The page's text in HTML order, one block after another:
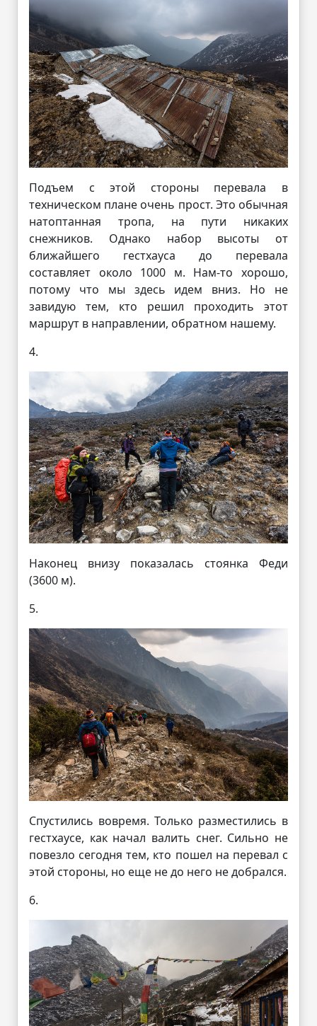
Подъем с этой стороны перевала в
техническом плане очень прост. Это обычная
натоптанная тропа, на пути никаких
снежников. Однако набор высоты от
ближайшего гестхауса до перевала
составляет около 1000 м. Нам-то хорошо,
потому что мы здесь идем вниз. Но не
завидую тем, кто решил проходить этот
маршрут в направлении, обратном нашему.
4.
Наконец внизу показалась стоянка Феди
(3600 м).
5.
Спустились вовремя. Только разместились в
гестхаусе, как начал валить снег. Сильно не
повезло сегодня тем, кто пошел на перевал с
этой стороны, но еще не до него не добрался.
6.